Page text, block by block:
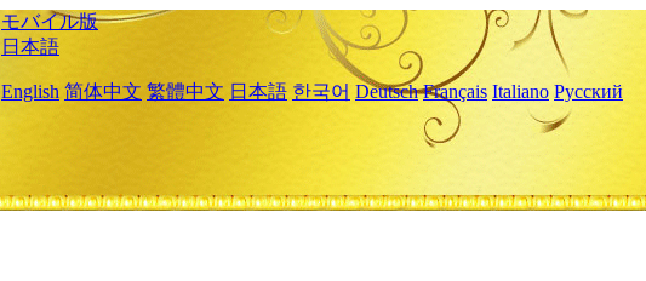
モバイル版
日本語
English 简体中文 繁體中文 日本語 한국어 Deutsch Français Italiano Русский